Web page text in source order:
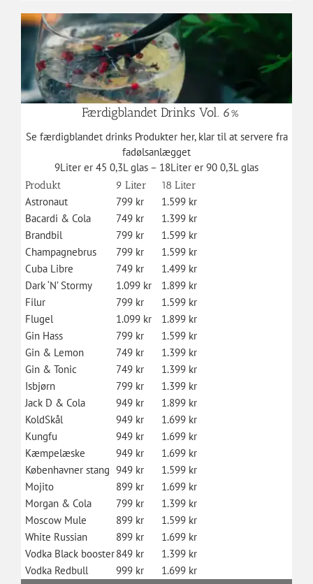
Færdigblandet Drinks Vol. 6%
Se færdigblandet drinks Produkter her, klar til at servere fra
fadølsanlægget
9Liter er 45 0,3L glas – 18Liter er 90 0,3L glas
Produkt 9 Liter 18 Liter
Astronaut 799 kr
1.599 kr
Bacardi & Cola
749 kr
1.399 kr
Brandbil
799 kr
1.599 kr
Champagnebrus
799 kr
1.599 kr
Cuba Libre
749 kr
1.499 kr
Dark ‘N’ Stormy
1.099 kr
1.899 kr
Filur
799 kr
1.599 kr
Flugel
1.099 kr
1.899 kr
Gin Hass
799 kr
1.599 kr
Gin & Lemon
749 kr
1.399 kr
Gin & Tonic
749 kr
1.399 kr
Isbjørn
799 kr
1.399 kr
Jack D & Cola
949 kr
1.899 kr
KoldSkål
949 kr
1.699 kr
Kungfu
949 kr
1.699 kr
Kæmpelæske
949 kr
1.699 kr
Københavner stang 949 kr
1.599 kr
Mojito
899 kr
1.699 kr
Morgan & Cola
799 kr
1.399 kr
Moscow Mule
899 kr
1.599 kr
White Russian
899 kr
1.699 kr
Vodka Black booster849 kr
1.399 kr
Vodka Redbull
999 kr 1.699 kr